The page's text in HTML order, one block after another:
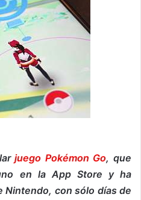
juego Pokémon Go, que
en la App Store y ha
Nintendo, con sólo días de